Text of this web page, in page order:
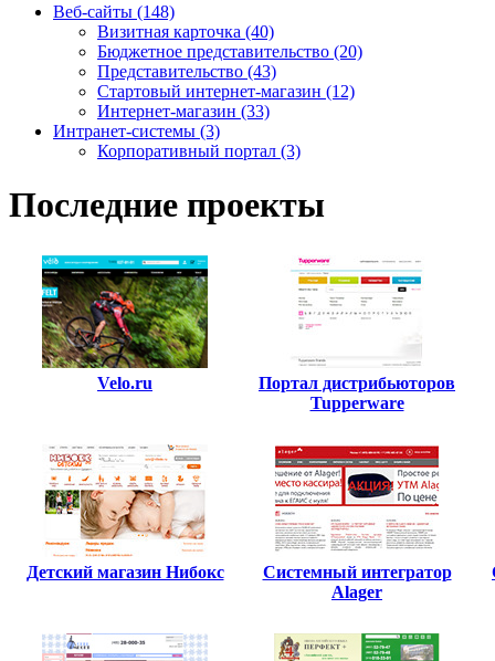
Веб-сайты (148)
Визитная карточка (40)
Бюджетное представительство (20)
Представительство (43)
Стартовый интернет-магазин (12)
Интернет-магазин (33)
Интранет-системы (3)
Корпоративный портал (3)
Последние проекты
Velo.ru
Портал дистрибьюторов
Tupperware
Детский магазин Нибокс
Системный интегратор
Alager